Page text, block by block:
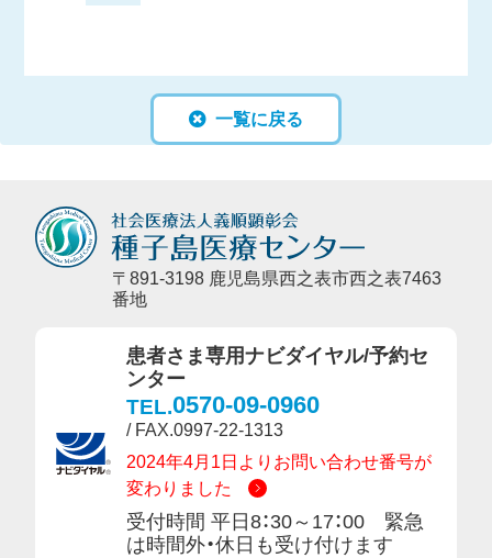
一覧に戻る
〒891-3198 鹿児島県西之表市西之表7463
番地
患者さま専用ナビダイヤル/予約セ
ンター
TEL.0570-09-0960
/ FAX.0997-22-1313
2024年4月1日よりお問い合わせ番号が
変わりました
受付時間 平日8：30～17：00 緊急
は時間外・休日も受け付けます